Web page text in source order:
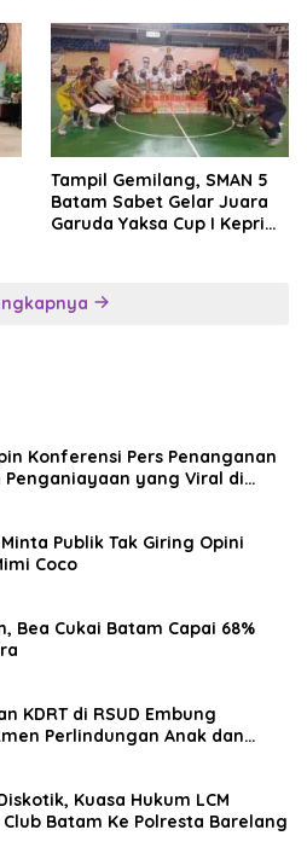
Tampil Gemilang, SMAN 5
Batam Sabet Gelar Juara
Garuda Yaksa Cup I Kepri
Konferensi Pers Penanganan
Penganiayaan yang Viral di
Publik Tak Giring Opini
Coco
Bea Cukai Batam Capai 68%
KDRT di RSUD Embung
Perlindungan Anak dan
Kuasa Hukum LCM
Batam Ke Polresta Barelang